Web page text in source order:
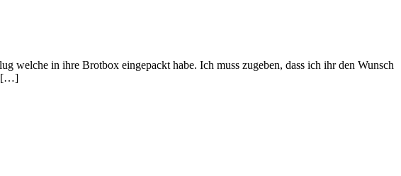
welche in ihre Brotbox eingepackt habe. Ich muss zugeben, dass ich ihr den Wunsch
[…]